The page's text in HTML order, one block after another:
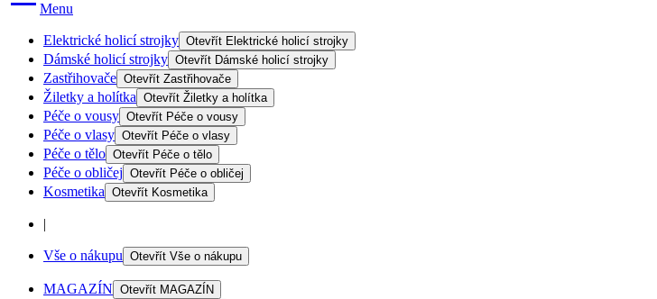
Menu
Elektrické holicí strojky Otevřít Elektrické holicí strojky
Dámské holicí strojky Otevřít Dámské holicí strojky
Zastřihovače Otevřít Zastřihovače
Žiletky a holítka Otevřít Žiletky a holítka
Péče o vousy Otevřít Péče o vousy
Péče o vlasy Otevřít Péče o vlasy
Péče o tělo Otevřít Péče o tělo
Péče o obličej Otevřít Péče o obličej
Kosmetika Otevřít Kosmetika
|
Vše o nákupu Otevřít Vše o nákupu
MAGAZÍN Otevřít MAGAZÍN